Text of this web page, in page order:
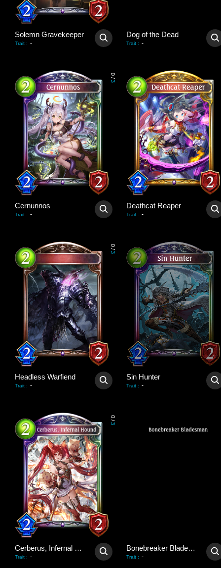
Solemn Gravekeeper
Trait : -
Dog of the Dead
Trait : -
0
/
3
Cernunnos
Trait : -
Deathcat Reaper
Trait : -
0
/
3
Headless Warfiend
Trait : -
Sin Hunter
Trait : -
0
/
3
Cerberus, Infernal Hound
Trait : -
Bonebreaker Bladesman
Trait : -